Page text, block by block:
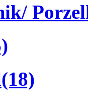
(18)